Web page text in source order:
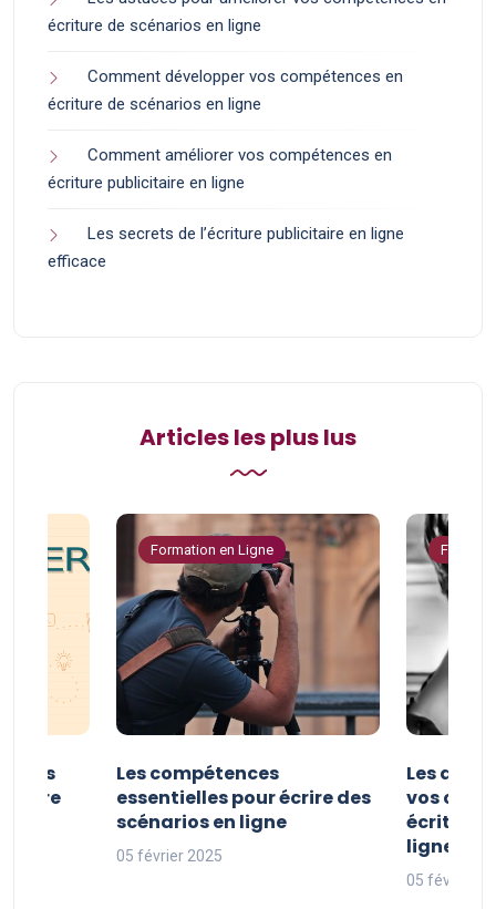
écriture de scénarios en ligne
Comment développer vos compétences en
écriture de scénarios en ligne
Comment améliorer vos compétences en
écriture publicitaire en ligne
Les secrets de l’écriture publicitaire en ligne
efficace
Articles les plus lus
vos
Formation en Ligne
Les compétences
essentielles pour écrire des
scénarios en ligne
05 février 2025
Les
vos
écriture
ligne
05 février